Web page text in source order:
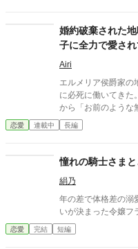
婚約破棄された
子に全力で愛さ
約者は勝手に破滅
Airi
エルメリア侯爵家の
に必死に働いてきた
から「お前のような
くない」と、婚約破
国外追放を命じられ
「ようやく見つけた
で、世界一幸せに
リーシャは、極上の
溺愛されていく。一
った元婚約者と実家
る、王道のシンデレ
恋愛 連載中 長編
憧れの騎士さま
絹乃
年の差で体格差の溺
いが決まった令嬢フ
恋愛 完結 短編